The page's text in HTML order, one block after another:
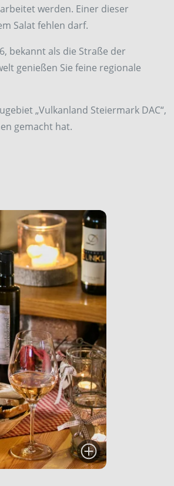
werden. Einer dieser
Salat fehlen darf.
bekannt als die Straße der
genießen Sie feine regionale
„Vulkanland Steiermark DAC“,
gemacht hat.